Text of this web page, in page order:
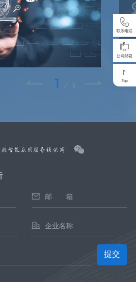
1 / 1
联系电话
公司邮箱
Top